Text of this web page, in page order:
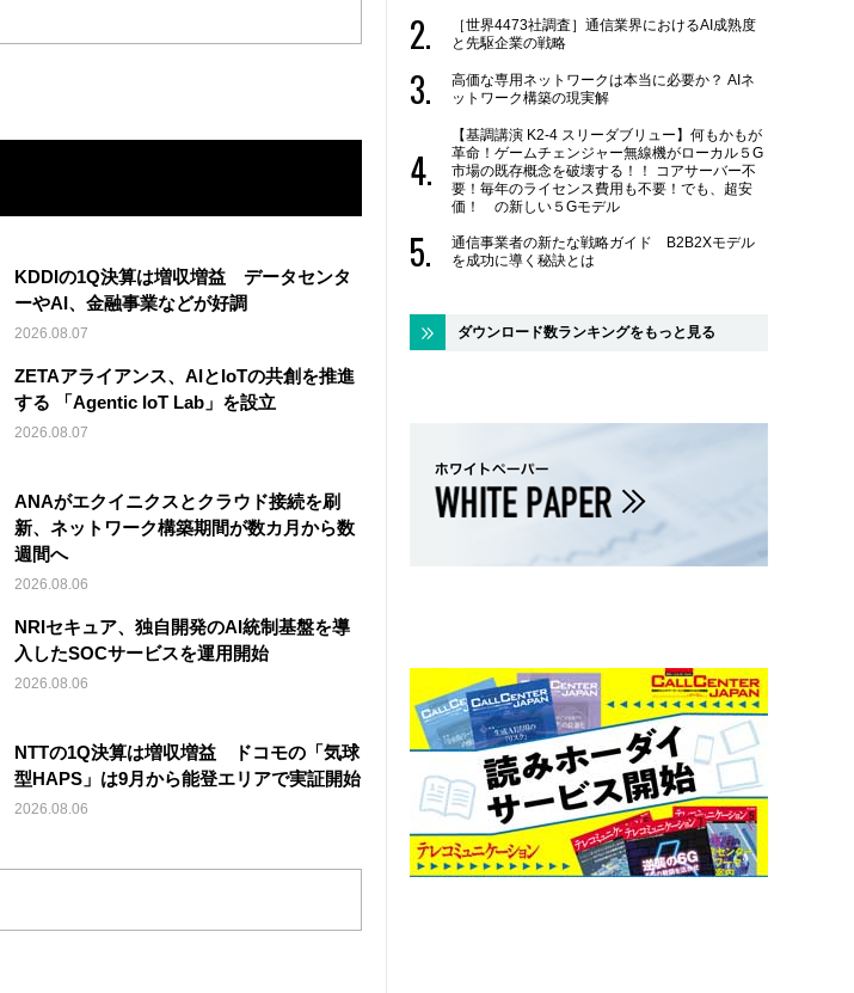
KDDIの1Q決算は増収増益 データセンタ
ーやAI、金融事業などが好調
2026.08.07
ZETAアライアンス、AIとIoTの共創を推進
する 「Agentic IoT Lab」を設立
2026.08.07
ANAがエクイニクスとクラウド接続を刷
新、ネットワーク構築期間が数カ月から数
週間へ
2026.08.06
NRIセキュア、独自開発のAI統制基盤を導
入したSOCサービスを運用開始
2026.08.06
NTTの1Q決算は増収増益 ドコモの「気球
型HAPS」は9月から能登エリアで実証開始
2026.08.06
［世界4473社調査］通信業界におけるAI成熟度
と先駆企業の戦略
高価な専用ネットワークは本当に必要か？ AIネ
ットワーク構築の現実解
【基調講演 K2-4 スリーダブリュー】何もかもが
革命！ゲームチェンジャー無線機がローカル５G
市場の既存概念を破壊する！！ コアサーバー不
要！毎年のライセンス費用も不要！でも、超安
価！ の新しい５Gモデル
通信事業者の新たな戦略ガイド B2B2Xモデル
を成功に導く秘訣とは
ダウンロード数ランキングをもっと見る